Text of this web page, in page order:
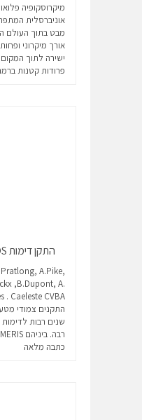
מיקרוסקופיה
אוניברסלית
מבט בתוך העולם
אורך מיקרוני
ישירה לתוך
פרודות קטנות
התקן דימות CMOS היפר-ספקטרלי
A.Pike,
,B.Dupont, A.
. Caeleste CVBA
שנים רבות
רבה. ביניהם MERIS (ספקטרומטר דימות...
כתבה מלאה